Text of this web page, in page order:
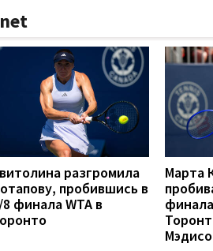
разгромила
пробившись в
финала WTA в
Марта
финала